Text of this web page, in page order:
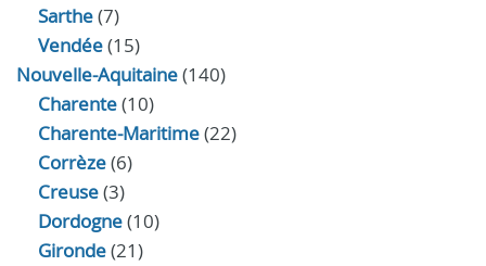
Sarthe(7)
Vendée(15)
Nouvelle-Aquitaine(140)
Charente(10)
Charente-Maritime(22)
Corrèze(6)
Creuse(3)
Dordogne(10)
Gironde(21)